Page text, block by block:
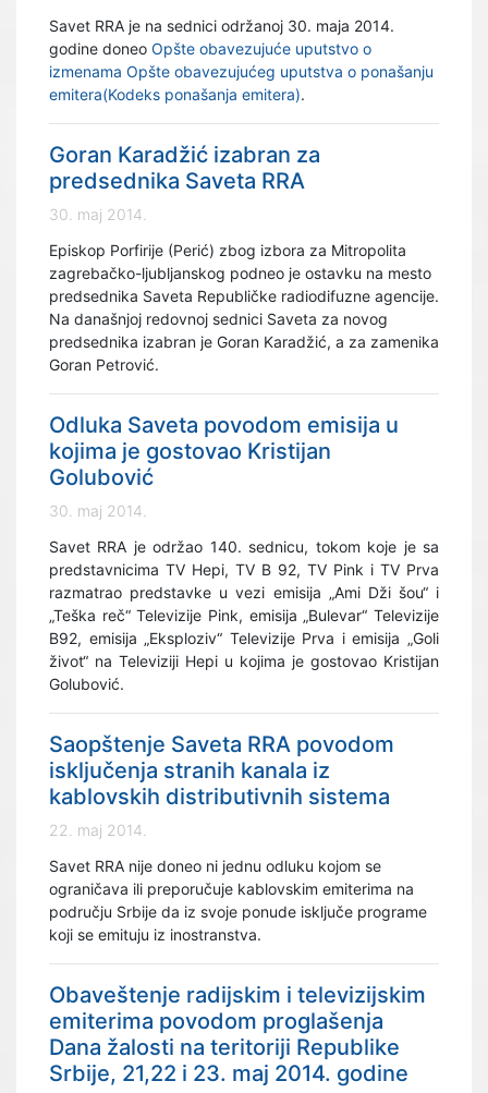
Savet RRA je na sednici održanoj 30. maja 2014.
godine doneo Opšte obavezujuće uputstvo o
izmenama Opšte obavezujućeg uputstva o ponašanju
emitera(Kodeks ponašanja emitera).
Goran Karadžić izabran za
predsednika Saveta RRA
30. maj 2014.
Episkop Porfirije (Perić) zbog izbora za Mitropolita
zagrebačko-ljubljanskog podneo je ostavku na mesto
predsednika Saveta Republičke radiodifuzne agencije.
Na današnjoj redovnoj sednici Saveta za novog
predsednika izabran je Goran Karadžić, a za zamenika
Goran Petrović.
Odluka Saveta povodom emisija u
kojima je gostovao Kristijan
Golubović
30. maj 2014.
Savet RRA je održao 140. sednicu, tokom koje je sa
predstavnicima TV Hepi, TV B 92, TV Pink i TV Prva
razmatrao predstavke u vezi emisija „Ami Dži šou“ i
„Teška reč“ Televizije Pink, emisija „Bulevar“ Televizije
B92, emisija „Eksploziv“ Televizije Prva i emisija „Goli
život“ na Televiziji Hepi u kojima je gostovao Kristijan
Golubović.
Saopštenje Saveta RRA povodom
isključenja stranih kanala iz
kablovskih distributivnih sistema
22. maj 2014.
Savet RRA nije doneo ni jednu odluku kojom se
ograničava ili preporučuje kablovskim emiterima na
području Srbije da iz svoje ponude isključe programe
koji se emituju iz inostranstva.
Obaveštenje radijskim i televizijskim
emiterima povodom proglašenja
Dana žalosti na teritoriji Republike
Srbije, 21,22 i 23. maj 2014. godine